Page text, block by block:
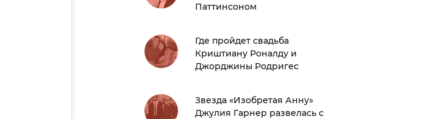
Паттинсоном
Где пройдет свадьба
Криштиану Роналду и
Джорджины Родригес
Звезда «Изобретая Анну»
Джулия Гарнер развелась с